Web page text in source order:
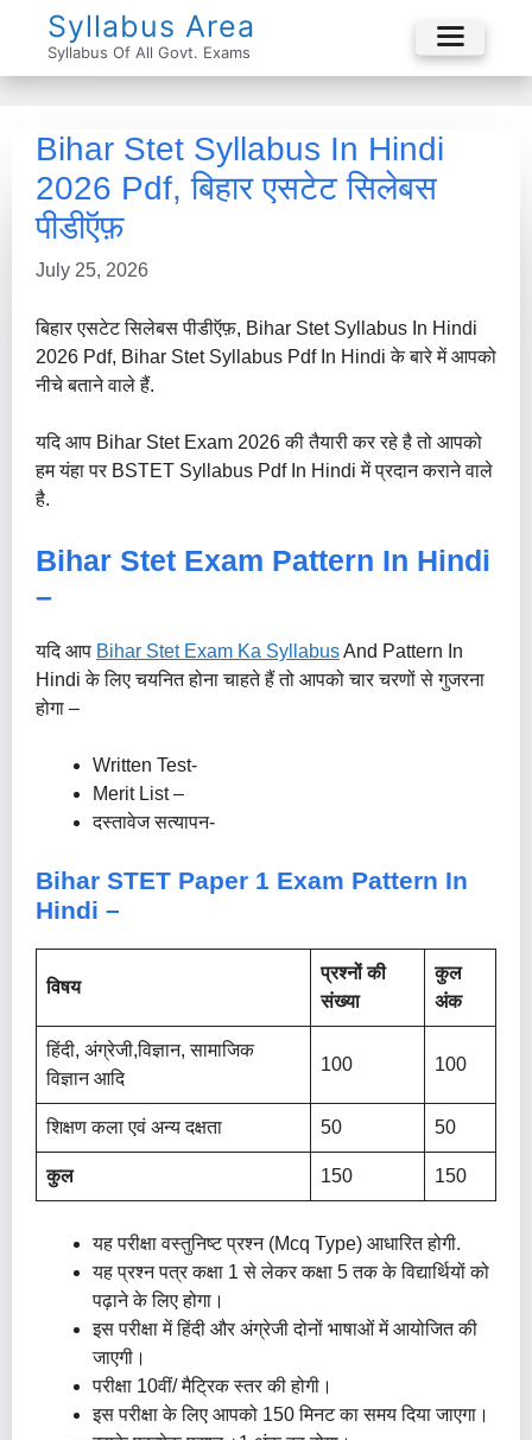
Syllabus Area
Syllabus Of All Govt. Exams
Menu
Bihar Stet Syllabus In Hindi
2026 Pdf, बिहार एसटेट सिलेबस
पीडीऍफ़
July 25, 2026
बिहार एसटेट सिलेबस पीडीऍफ़, Bihar Stet Syllabus In Hindi
2026 Pdf, Bihar Stet Syllabus Pdf In Hindi के बारे में आपको
नीचे बताने वाले हैं.
यदि आप Bihar Stet Exam 2026 की तैयारी कर रहे है तो आपको
हम यंहा पर BSTET Syllabus Pdf In Hindi में प्रदान कराने वाले
है.
Bihar Stet Exam Pattern In Hindi
–
यदि आप Bihar Stet Exam Ka SyllabusAnd Pattern In
Hindi के लिए चयनित होना चाहते हैं तो आपको चार चरणों से गुजरना
होगा –
Written Test-
Merit List –
दस्तावेज सत्यापन-
Bihar STET Paper 1 Exam Pattern In
Hindi –
विषय
प्रश्नों की
संख्या
कुल
अंक
हिंदी, अंग्रेजी,विज्ञान, सामाजिक
विज्ञान आदि
100 100
शिक्षण कला एवं अन्य दक्षता 50 50
कुल 150 150
यह परीक्षा वस्तुनिष्ट प्रश्न (Mcq Type) आधारित होगी.
यह प्रश्न पत्र कक्षा 1 से लेकर कक्षा 5 तक के विद्यार्थियों को
पढ़ाने के लिए होगा।
इस परीक्षा में हिंदी और अंग्रेजी दोनों भाषाओं में आयोजित की
जाएगी।
परीक्षा 10वीं/ मैट्रिक स्तर की होगी।
इस परीक्षा के लिए आपको 150 मिनट का समय दिया जाएगा।